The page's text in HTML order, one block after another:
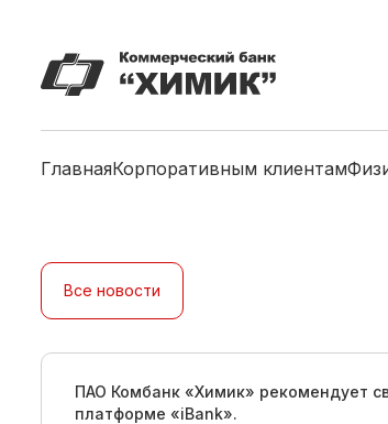
ГлавнаяКорпоративным клиентам
Все новости
ПАО Комбанк «Химик» рекомендует
платформе «iBank».